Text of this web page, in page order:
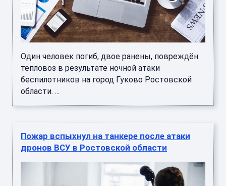
Один человек погиб, двое ранены, повреждён
тепловоз в результате ночной атаки
беспилотников на город Гуково Ростовской
области. ...
Пожар вспыхнул на танкере после атаки
дронов ВСУ в Ростовской области